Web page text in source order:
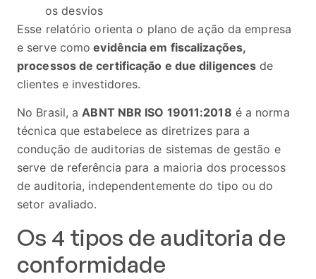
os desvios
Esse relatório orienta o plano de ação da empresa
e serve como evidência em fiscalizações,
processos de certificação e due diligences de
clientes e investidores.
No Brasil, aABNT NBR ISO 19011:2018 é a norma
técnica que estabelece as diretrizes para a
condução de auditorias de sistemas de gestão e
serve de referência para a maioria dos processos
de auditoria, independentemente do tipo ou do
setor avaliado.
Os 4 tipos de auditoria de
conformidade